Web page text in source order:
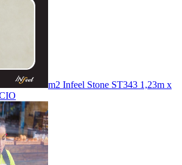
m2 Infeel Stone ST343 1,23m x